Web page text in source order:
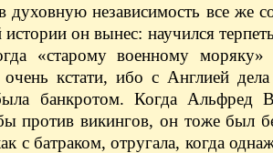
духовную независимость все же
истории он вынес: научился
«старому военному
очень кстати, ибо с Англией
банкротом. Когда Альфред
против викингов, он тоже был
с батраком, отругала, когда